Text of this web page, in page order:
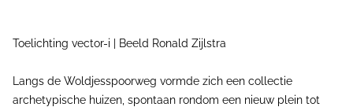
Toelichting vector-i | Beeld Ronald Zijlstra
Langs de Woldjesspoorweg vormde zich een collectie
archetypische huizen, spontaan rondom een nieuw plein tot